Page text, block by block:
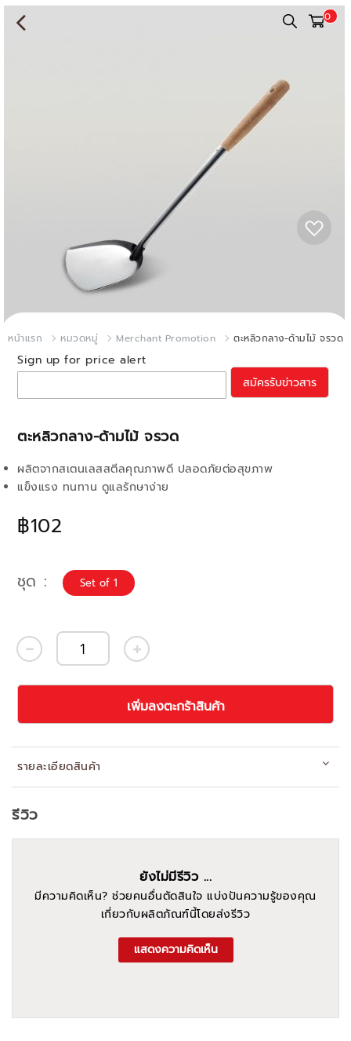
0
หน้าแรก หมวดหมู่ Merchant Promotion ตะหลิวกลาง-ด้ามไม้ จรวด
ตะหลิวกลาง-ด้ามไม้ จรวด
฿102
ผลิตจากสเตนเลสสตีลคุณภาพดี ปลอดภัยต่อสุขภาพ
แข็งแรง ทนทาน ดูแลรักษาง่าย
Sign up for price alert
สมัครรับข่าวสาร
ชุด Set of 1
เพิ่มลงตะกร้าสินค้า
รายละเอียดสินค้า
รีวิว
ยังไม่มีรีวิว ...
มีความคิดเห็น? ช่วยคนอื่นตัดสินใจ แบ่งปันความรู้ของคุณ
เกี่ยวกับผลิตภัณฑ์นี้โดยส่งรีวิว
แสดงความคิดเห็น